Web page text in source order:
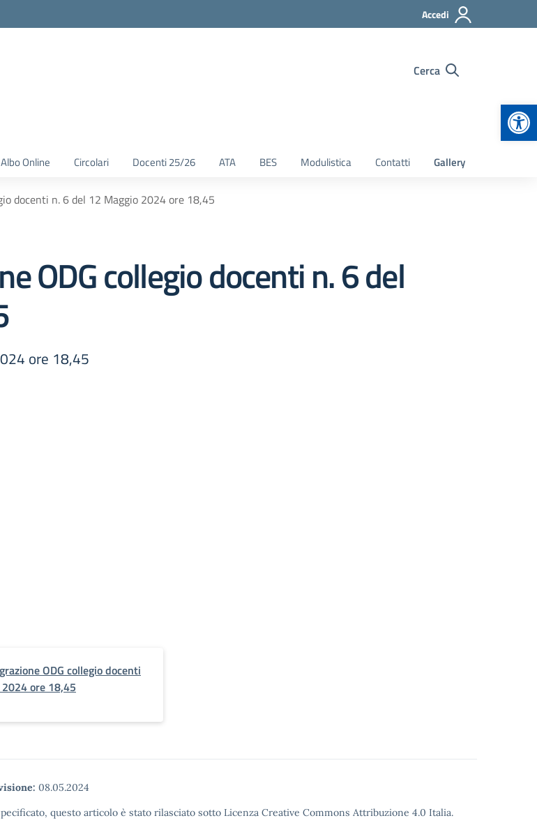
Accedi
Cerca
Albo Online Circolari Docenti 25/26 ATA BES Modulistica Contatti Gallery
docenti n. 6 del 12 Maggio 2024 ore 18,45
ODG collegio docenti n. 6 del
ore 18,45
ODG collegio docenti
ore 18,45
08.05.2024
questo articolo è stato rilasciato sotto Licenza Creative Commons Attribuzione 4.0 Italia.